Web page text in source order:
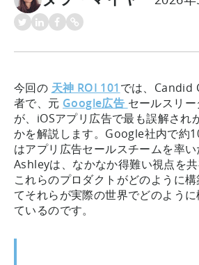
(必
須)
今回の 天神 ROI 101 では、Candid
者で、元 Google広告 セールスリ
が、iOSアプリ広告で最も誤解され
かを解説します。Google社内で約
はアプリ広告セールスチームを率
Ashleyは、なかなか得難い視点を
これらのプロダクトがどのように
てそれらが実際の世界でどのよう
ているのです。